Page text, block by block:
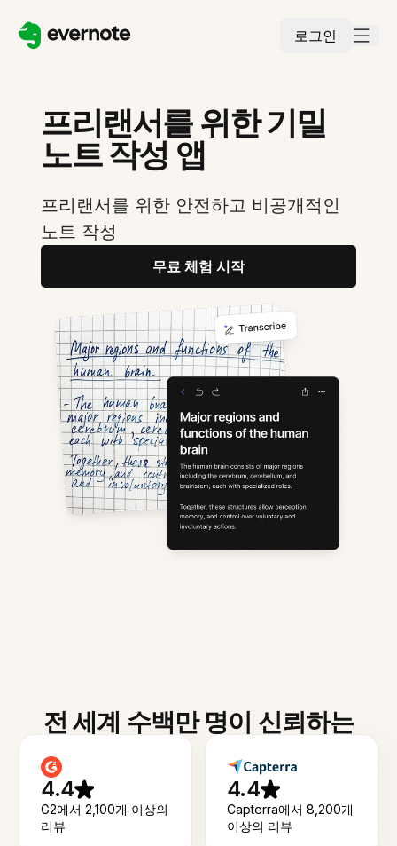
로그인
프리랜서를 위한 기밀
노트 작성 앱
프리랜서를 위한 안전하고 비공개적인
노트 작성
무료 체험 시작
전 세계 수백만 명이 신뢰하는
4.4
G2에서 2,100개 이상의
리뷰
4.4
Capterra에서 8,200개
이상의 리뷰